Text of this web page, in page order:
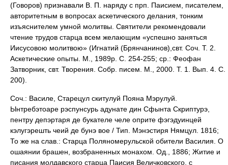
(Говоров) признавали В. П. наряду с прп. Паисием, писателем,
авторитетным в вопросах аскетического делания, тонким
изъяснителем умной молитвы. Святители рекомендовали
чтение трудов старца всем желающим «успешно заняться
Иисусовою молитвою» (Игнатий (Брянчанинов),свт. Соч. Т. 2.
Аскетические опыты. М., 1989р. С. 254-255; ср.: Феофан
Затворник, свт. Творения. Собр. писем. М., 2000. Т. 1. Вып. 4. С.
200).
Соч.: Василе, Старецул скитулуй Пояна Мэрулуй.
Ынтребэтоаре рэспунсурь адунате дин Сфынта Скриптурэ,
пентру депэртаря де букателе челе оприте фэгэдуинцей
кэлугэрешть чеий де бунэ вое / Тип. Мэнэстиря Нямцул. 1816;
То же на слав.: Старца Поляномерульской обители Василия. О
ошаянии брашен, возбраненных монахом. Од., 1886; Житие и
писания молдавского старца Паисия Величковского, с